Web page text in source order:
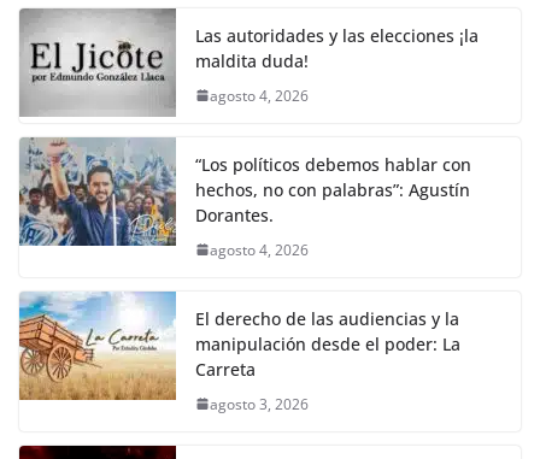
o
k
p k
Las autoridades y las elecciones ¡la
maldita duda!
agosto 4, 2026
“Los políticos debemos hablar con
hechos, no con palabras”: Agustín
Dorantes.
agosto 4, 2026
El derecho de las audiencias y la
manipulación desde el poder: La
Carreta
agosto 3, 2026